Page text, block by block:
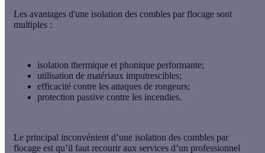
Les avantages d'une isolation des combles par flocage sont
multiples :
isolation thermique et phonique performante;
utilisation de matériaux imputrescibles;
efficacité contre les attaques de rongeurs;
protection passive contre les incendies.
Le principal inconvénient d’une isolation des combles par
flocage est qu’il faut recourir aux services d’un professionnel